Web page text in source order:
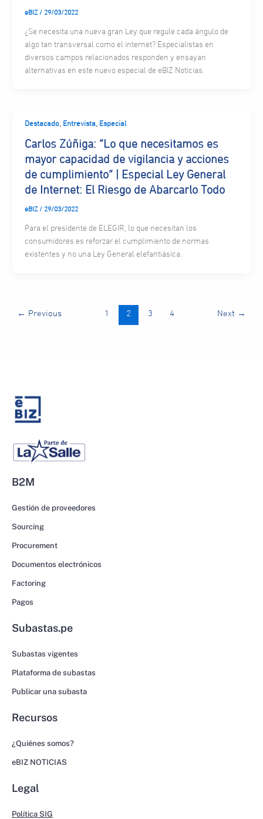
eBIZ / 29/03/2022
¿Se necesita una nueva gran Ley que regule cada ángulo de
algo tan transversal como el internet? Especialistas en
diversos campos relacionados responden y ensayan
alternativas en este nuevo especial de eBIZ Noticias.
Destacado, Entrevista, Especial
Carlos Zúñiga: “Lo que necesitamos es
mayor capacidad de vigilancia y acciones
de cumplimiento” | Especial Ley General
de Internet: El Riesgo de Abarcarlo Todo
eBIZ / 29/03/2022
Para el presidente de ELEGIR, lo que necesitan los
consumidores es reforzar el cumplimiento de normas
existentes y no una Ley General elefantiásica.
← Previous 1 2 3 4 Next →
B2M
Gestión de proveedores
Sourcing
Procurement
Documentos electrónicos
Factoring
Pagos
Subastas.pe
Subastas vigentes
Plataforma de subastas
Publicar una subasta
Recursos
¿Quiénes somos?
eBIZ NOTICIAS
Legal
Política SIG